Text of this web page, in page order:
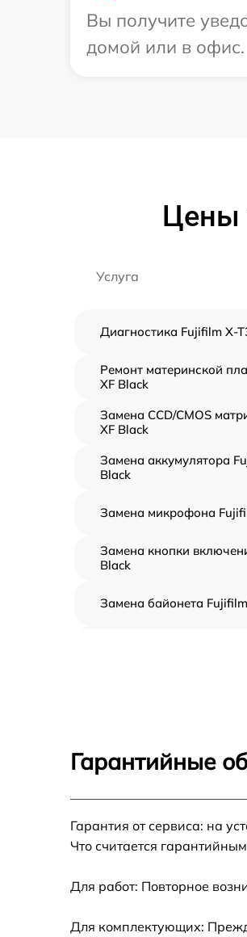
Вы получите
домой или в офис.
Цены
Услуга
Диагностика Fujifilm X-
Ремонт материнской
XF Black
Замена CCD/CMOS
XF Black
Замена аккумулятора
Black
Замена микрофона
Замена кнопки
Black
Замена байонета
Замена затвора Fujifilm
XF Black
Гарантийные
Гарантия от сервиса: на
Что считается
Для работ: Повторное
Для комплектующих: